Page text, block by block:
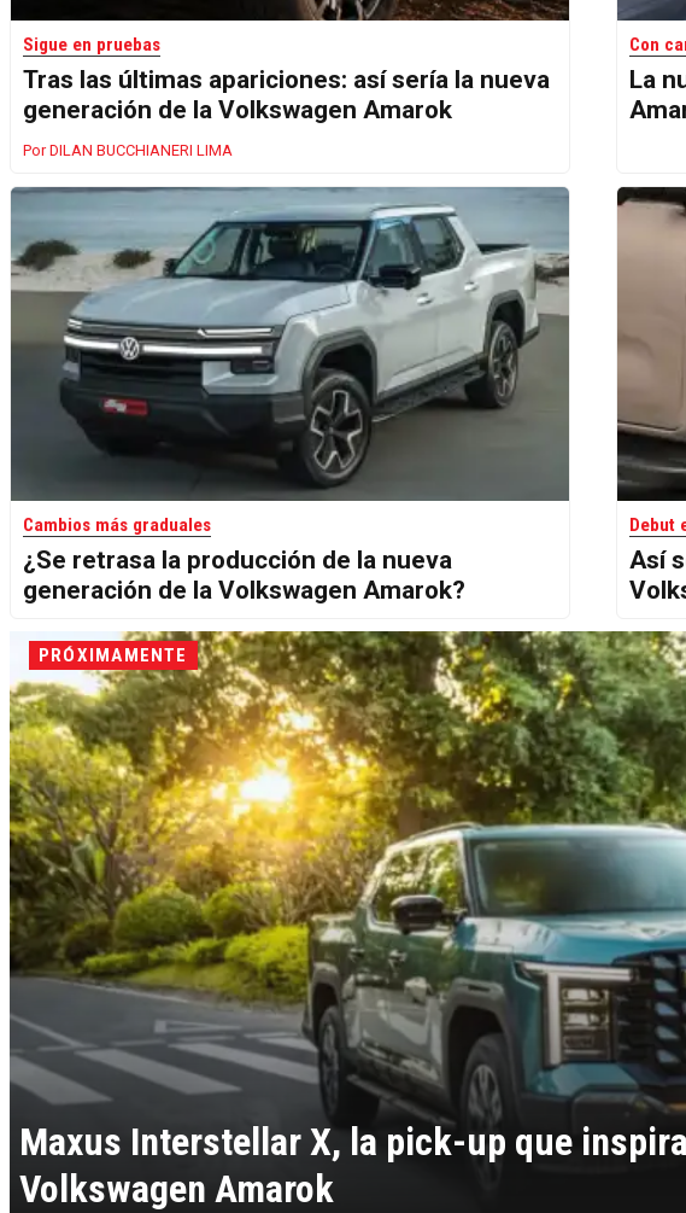
Sigue en pruebas
Tras las últimas apariciones: así sería la nueva
generación de la Volkswagen Amarok
DILAN BUCCHIANERI LIMA
Con
La
Cambios más graduales
¿Se retrasa la producción de la nueva
generación de la Volkswagen Amarok?
Debut
Así
PRÓXIMAMENTE
Maxus Interstellar X, la pick-up que
Volkswagen Amarok